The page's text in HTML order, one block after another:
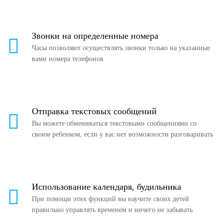
Звонки на определенные номера
Часы позволяют осуществлять звонки только на указанные
вами номера телефонов
Отправка текстовых сообщений
Вы можете обмениваться текстовыми сообщениями со
своим ребенком, если у вас нет возможности разговаривать
Использование календаря, будильника
При помощи этих функций вы научите своих детей
правильно управлять временем и ничего не забывать